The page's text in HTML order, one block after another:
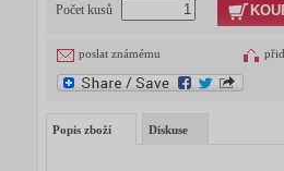
Počet kusů
poslat známému
Popis zboží Diskuse